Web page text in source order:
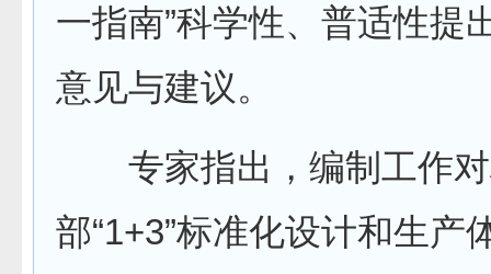
一指南”科学性、普适性提
意见与建议。
专家指出，编制工作对
部“1+3”标准化设计和生产